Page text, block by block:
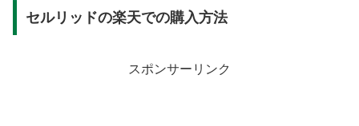
セルリッドの楽天での購入方法
スポンサーリンク